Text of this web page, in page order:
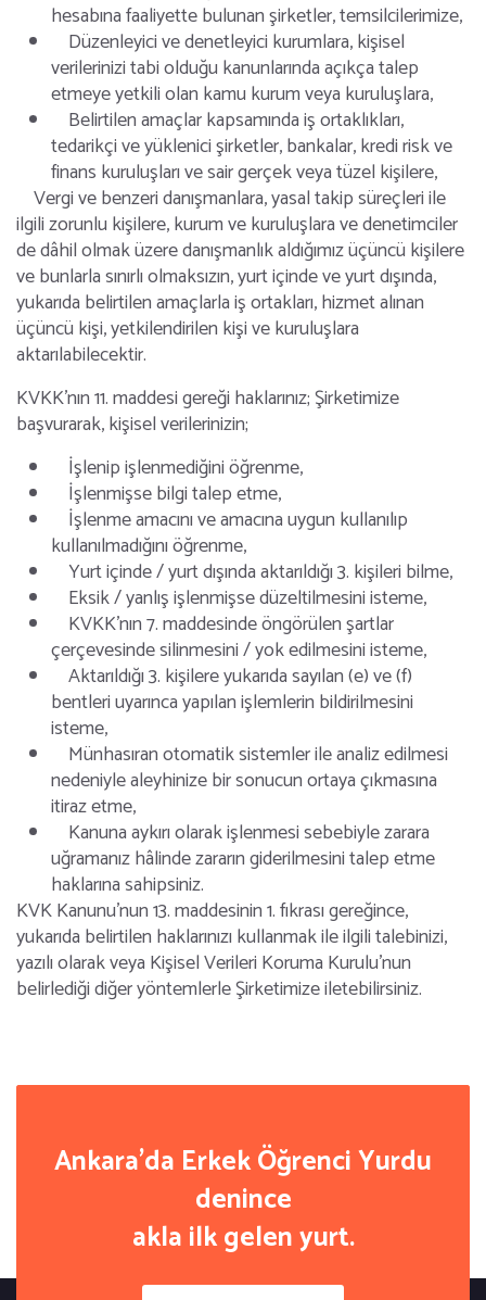
hesabına faaliyette bulunan şirketler, temsilcilerimize,
Düzenleyici ve denetleyici kurumlara, kişisel
verilerinizi tabi olduğu kanunlarında açıkça talep
etmeye yetkili olan kamu kurum veya kuruluşlara,
Belirtilen amaçlar kapsamında iş ortaklıkları,
tedarikçi ve yüklenici şirketler, bankalar, kredi risk ve
finans kuruluşları ve sair gerçek veya tüzel kişilere,
Vergi ve benzeri danışmanlara, yasal takip süreçleri ile
ilgili zorunlu kişilere, kurum ve kuruluşlara ve denetimciler
de dâhil olmak üzere danışmanlık aldığımız üçüncü kişilere
ve bunlarla sınırlı olmaksızın, yurt içinde ve yurt dışında,
yukarıda belirtilen amaçlarla iş ortakları, hizmet alınan
üçüncü kişi, yetkilendirilen kişi ve kuruluşlara
aktarılabilecektir.
KVKK’nın 11. maddesi gereği haklarınız; Şirketimize
başvurarak, kişisel verilerinizin;
İşlenip işlenmediğini öğrenme,
İşlenmişse bilgi talep etme,
İşlenme amacını ve amacına uygun kullanılıp
kullanılmadığını öğrenme,
Yurt içinde / yurt dışında aktarıldığı 3. kişileri bilme,
Eksik / yanlış işlenmişse düzeltilmesini isteme,
KVKK’nın 7. maddesinde öngörülen şartlar
çerçevesinde silinmesini / yok edilmesini isteme,
Aktarıldığı 3. kişilere yukarıda sayılan (e) ve (f)
bentleri uyarınca yapılan işlemlerin bildirilmesini
isteme,
Münhasıran otomatik sistemler ile analiz edilmesi
nedeniyle aleyhinize bir sonucun ortaya çıkmasına
itiraz etme,
Kanuna aykırı olarak işlenmesi sebebiyle zarara
uğramanız hâlinde zararın giderilmesini talep etme
haklarına sahipsiniz.
KVK Kanunu’nun 13. maddesinin 1. fıkrası gereğince,
yukarıda belirtilen haklarınızı kullanmak ile ilgili talebinizi,
yazılı olarak veya Kişisel Verileri Koruma Kurulu’nun
belirlediği diğer yöntemlerle Şirketimize iletebilirsiniz.
Ankara'da Erkek Öğrenci Yurdu
denince
akla ilk gelen yurt.